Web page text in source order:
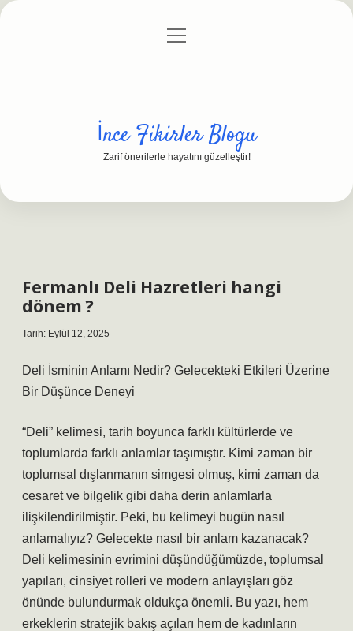
Gizlilik Politikası
menüyü
İnce Fikirler Blogu
Zarif önerilerle hayatını güzelleştir!
Fermanlı Deli Hazretleri hangi
dönem ?
Tarih: Eylül 12, 2025
Deli İsminin Anlamı Nedir? Gelecekteki Etkileri Üzerine
Bir Düşünce Deneyi
“Deli” kelimesi, tarih boyunca farklı kültürlerde ve
toplumlarda farklı anlamlar taşımıştır. Kimi zaman bir
toplumsal dışlanmanın simgesi olmuş, kimi zaman da
cesaret ve bilgelik gibi daha derin anlamlarla
ilişkilendirilmiştir. Peki, bu kelimeyi bugün nasıl
anlamalıyız? Gelecekte nasıl bir anlam kazanacak?
Deli kelimesinin evrimini düşündüğümüzde, toplumsal
yapıları, cinsiyet rolleri ve modern anlayışları göz
önünde bulundurmak oldukça önemli. Bu yazı, hem
erkeklerin stratejik bakış açıları hem de kadınların